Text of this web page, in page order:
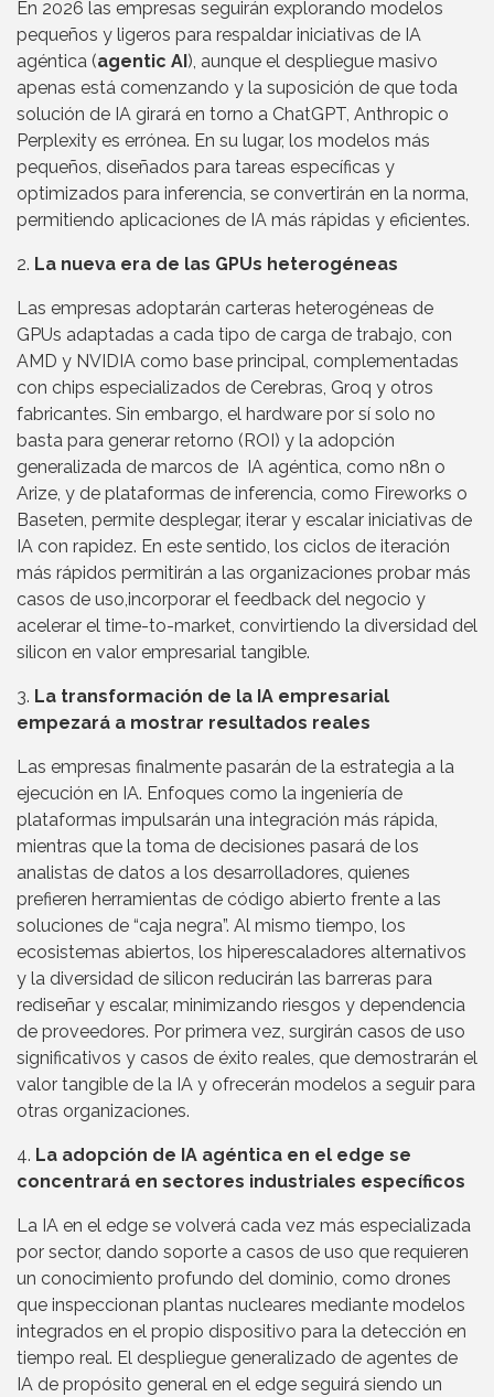
En 2026 las empresas seguirán explorando modelos
pequeños y ligeros para respaldar iniciativas de IA
agéntica (agentic AI ), aunque el despliegue masivo
apenas está comenzando y la suposición de que toda
solución de IA girará en torno a ChatGPT, Anthropic o
Perplexity es errónea. En su lugar, los modelos más
pequeños, diseñados para tareas específicas y
optimizados para inferencia, se convertirán en la norma,
permitiendo aplicaciones de IA más rápidas y eficientes.
2. La nueva era de las GPUs heterogéneas
Las empresas adoptarán carteras heterogéneas de
GPUs adaptadas a cada tipo de carga de trabajo, con
AMD y NVIDIA como base principal, complementadas
con chips especializados de Cerebras, Groq y otros
fabricantes. Sin embargo, el hardware por sí solo no
basta para generar retorno (ROI) y la adopción
generalizada de marcos de IA agéntica, como n8n o
Arize, y de plataformas de inferencia, como Fireworks o
Baseten, permite desplegar, iterar y escalar iniciativas de
IA con rapidez. En este sentido, los ciclos de iteración
más rápidos permitirán a las organizaciones probar más
casos de uso,incorporar el feedback del negocio y
acelerar el time-to-market, convirtiendo la diversidad del
silicon en valor empresarial tangible.
3. La transformación de la IA empresarial
empezará a mostrar resultados reales
Las empresas finalmente pasarán de la estrategia a la
ejecución en IA. Enfoques como la ingeniería de
plataformas impulsarán una integración más rápida,
mientras que la toma de decisiones pasará de los
analistas de datos a los desarrolladores, quienes
prefieren herramientas de código abierto frente a las
soluciones de “caja negra”. Al mismo tiempo, los
ecosistemas abiertos, los hiperescaladores alternativos
y la diversidad de silicon reducirán las barreras para
rediseñar y escalar, minimizando riesgos y dependencia
de proveedores. Por primera vez, surgirán casos de uso
significativos y casos de éxito reales, que demostrarán el
valor tangible de la IA y ofrecerán modelos a seguir para
otras organizaciones.
4. La adopción de IA agéntica en el edge se
concentrará en sectores industriales específicos
La IA en el edge se volverá cada vez más especializada
por sector, dando soporte a casos de uso que requieren
un conocimiento profundo del dominio, como drones
que inspeccionan plantas nucleares mediante modelos
integrados en el propio dispositivo para la detección en
tiempo real. El despliegue generalizado de agentes de
IA de propósito general en el edge seguirá siendo un